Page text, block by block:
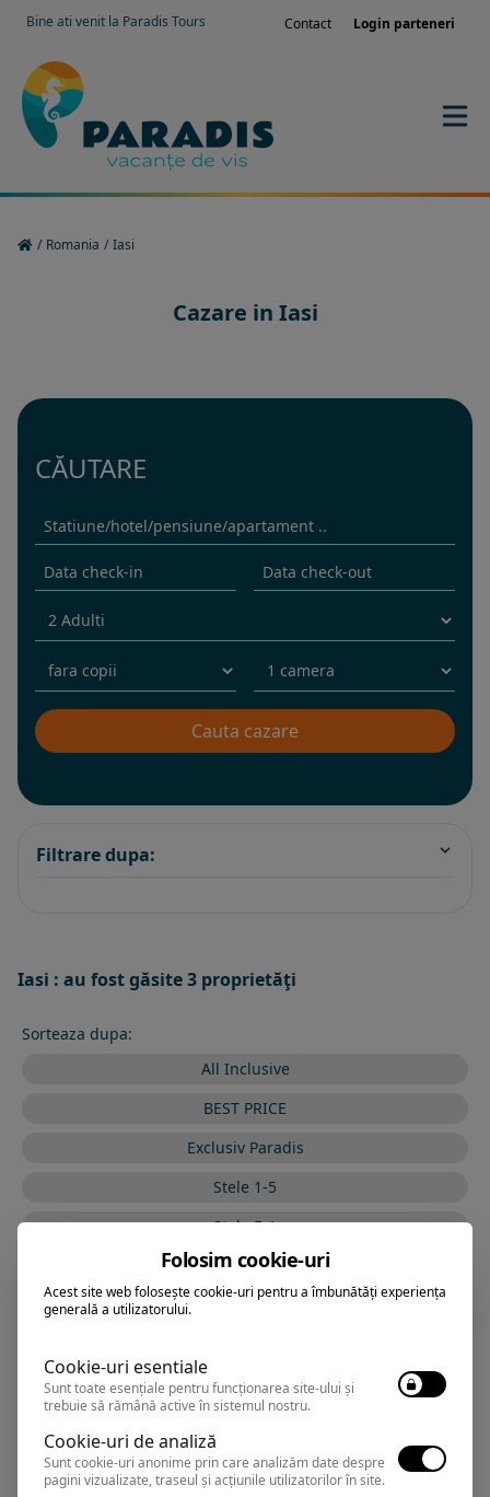
Bine ati venit la Paradis Tours Contact Login parteneri
/ Romania / Iasi
Cazare in Iasi
CĂUTARE
Filtrare dupa:
Iasi : au fost găsite 3 proprietăţi
Sorteaza dupa:
All Inclusive
BEST PRICE
Exclusiv Paradis
Stele 1-5
Stele 5-1
Iasi,Arata pe harta
0374.347.708
Folosim cookie-uri
Acest site web folosește cookie-uri pentru a îmbunătăți experiența
generală a utilizatorului.
Cookie-uri esentiale
Sunt toate esențiale pentru funcționarea site-ului și
trebuie să rămână active în sistemul nostru.
Cookie-uri de analiză
Sunt cookie-uri anonime prin care analizăm date despre
pagini vizualizate, traseul și acțiunile utilizatorilor în site.